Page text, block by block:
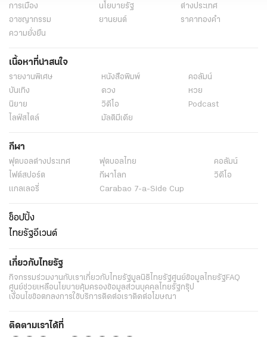
การเมือง
นโยบายรัฐ
ต่างประเทศ
อาชญากรรม
ยานยนต์
ราคาทองคำ
ความยั่งยืน
เนื้อหาที่น่าสนใจ
รายงานพิเศษ หนังสือพิมพ์
คอลัมน์
บันเทิง
ดวง
หวย
นิยาย
วิดีโอ
Podcast
ไลฟ์สไตล์
มัลติมีเดีย
กีฬา
ฟุตบอลต่่างประเทศ ฟุตบอลไทย
คอลัมน์
ไฟต์สปอร์ต
กีฬาโลก
วิดีโอ
แกลเลอรี่
Carabao 7-a-Side Cup
ช็อปปิ้ง
ไทยรัฐอีเวนต์
เกี่ยวกับไทยรัฐ
กิจกรรมร่วมงานกับเราเกี่ยวกับไทยรัฐมูลนิธิไทยรัฐศูนย์ข้อมูลไทยรัฐFAQ
ศูนย์ช่วยเหลือนโยบายคุ้มครองข้อมูลส่วนบุคคลไทยรัฐกรุ๊ป
เงื่อนไขข้อตกลงการใช้บริการติดต่อเราติดต่อโฆษณา
ติดตามเราได้ที่